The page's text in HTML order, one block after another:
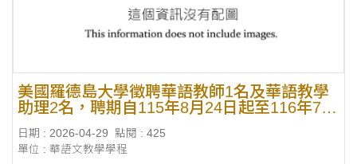
美國羅德島大學徵聘華語教師1名及華語教學
助理2名，聘期自115年8月24日起至116年7月
日期 : 2026-04-29
點閱 : 425
單位 : 華語文教學學程